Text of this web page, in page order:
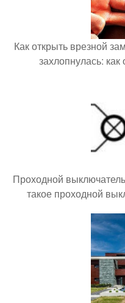
Как открыть врезной
захлопнулась:
Проходной
такое проходной